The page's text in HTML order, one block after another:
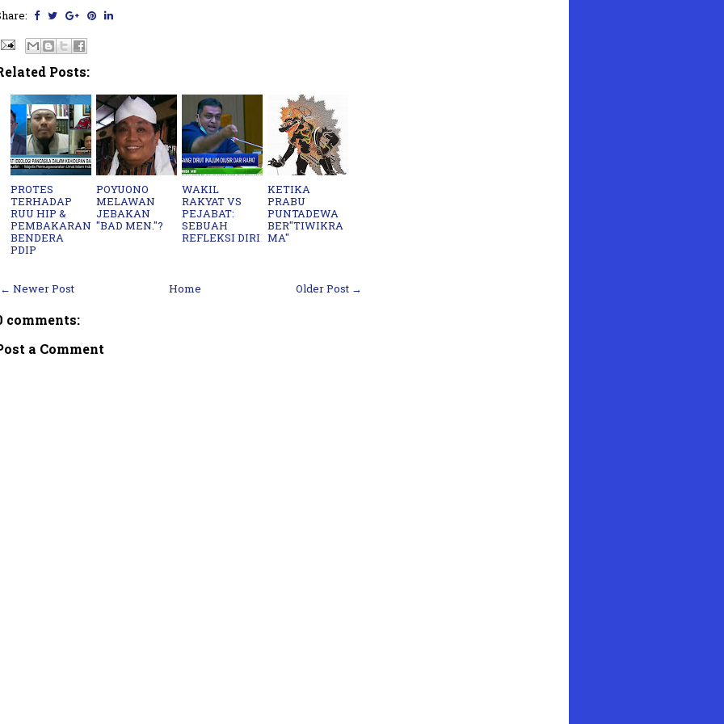
Posts:
PROTES
TERHADAP
RUU HIP &
PEMBAKARAN
BENDERA
PDIP
POYUONO
MELAWAN
JEBAKAN
"BAD MEN."?
WAKIL
RAKYAT VS
PEJABAT:
SEBUAH
REFLEKSI DIRI
KETIKA
PRABU
PUNTADEWA
BER"TIWIKRA
MA"
← Newer Post Older Post →
Home
comments:
a Comment